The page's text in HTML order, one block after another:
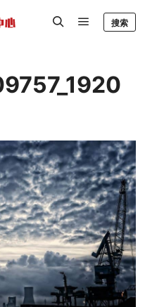
搜索